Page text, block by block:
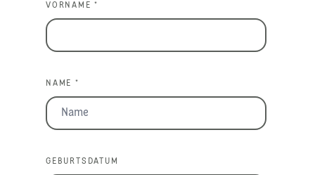
VORNAME *
NAME *
GEBURTSDATUM